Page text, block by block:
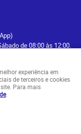
de 08:00 às 12:00.
Recife -PE
experiência em
de terceiros e cookies
Para mais
.